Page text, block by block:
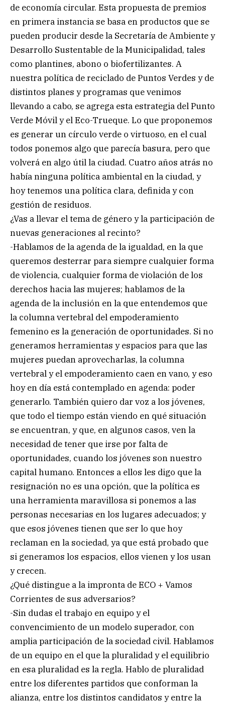
de economía circular. Esta propuesta de premios
en primera instancia se basa en productos que se
pueden producir desde la Secretaría de Ambiente y
Desarrollo Sustentable de la Municipalidad, tales
como plantines, abono o biofertilizantes. A
nuestra política de reciclado de Puntos Verdes y de
distintos planes y programas que venimos
llevando a cabo, se agrega esta estrategia del Punto
Verde Móvil y el Eco-Trueque. Lo que proponemos
es generar un círculo verde o virtuoso, en el cual
todos ponemos algo que parecía basura, pero que
volverá en algo útil la ciudad. Cuatro años atrás no
había ninguna política ambiental en la ciudad, y
hoy tenemos una política clara, definida y con
gestión de residuos.
¿Vas a llevar el tema de género y la participación de
nuevas generaciones al recinto?
-Hablamos de la agenda de la igualdad, en la que
queremos desterrar para siempre cualquier forma
de violencia, cualquier forma de violación de los
derechos hacia las mujeres; hablamos de la
agenda de la inclusión en la que entendemos que
la columna vertebral del empoderamiento
femenino es la generación de oportunidades. Si no
generamos herramientas y espacios para que las
mujeres puedan aprovecharlas, la columna
vertebral y el empoderamiento caen en vano, y eso
hoy en día está contemplado en agenda: poder
generarlo. También quiero dar voz a los jóvenes,
que todo el tiempo están viendo en qué situación
se encuentran, y que, en algunos casos, ven la
necesidad de tener que irse por falta de
oportunidades, cuando los jóvenes son nuestro
capital humano. Entonces a ellos les digo que la
resignación no es una opción, que la política es
una herramienta maravillosa si ponemos a las
personas necesarias en los lugares adecuados; y
que esos jóvenes tienen que ser lo que hoy
reclaman en la sociedad, ya que está probado que
si generamos los espacios, ellos vienen y los usan
y crecen.
¿Qué distingue a la impronta de ECO + Vamos
Corrientes de sus adversarios?
-Sin dudas el trabajo en equipo y el
convencimiento de un modelo superador, con
amplia participación de la sociedad civil. Hablamos
de un equipo en el que la pluralidad y el equilibrio
en esa pluralidad es la regla. Hablo de pluralidad
entre los diferentes partidos que conforman la
alianza, entre los distintos candidatos y entre la